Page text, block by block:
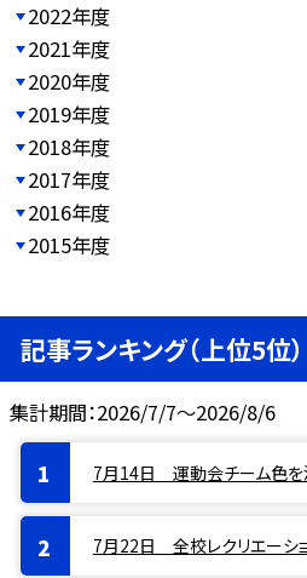
2022年度
2021年度
2020年度
2019年度
2018年度
2017年度
2016年度
2015年度
記事ランキング（上位5位）
集計期間：2026/7/7～2026/8/6
7月14日 運動会チーム色を
7月22日 全校レクリエーシ